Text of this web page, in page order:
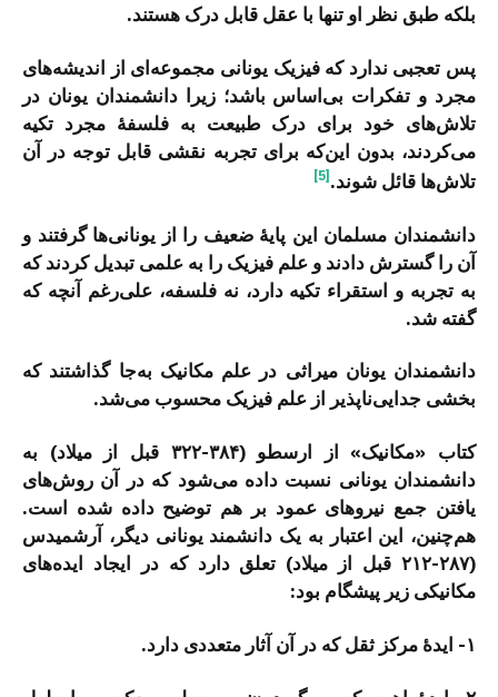
بلکه طبق نظر او تنها با عقل قابل درک هستند.
پس تعجبی ندارد که فیزیک یونانی مجموعه‌ای از اندیشه‌های
مجرد و تفکرات بی‌اساس باشد؛ زیرا دانشمندان یونان در
تلاش‌های خود برای درک طبیعت به فلسفۀ مجرد تکیه
می‌کردند، بدون این‌که برای تجربه نقشی قابل توجه در آن
تلاش‌ها قائل شوند. [5]
دانشمندان مسلمان این پایۀ ضعیف را از یونانی‌ها گرفتند و
آن را گسترش دادند و علم فیزیک را به علمی تبدیل کردند که
به تجربه و استقراء تکیه دارد، نه فلسفه، علی‌رغم آنچه که
گفته شد.
دانشمندان یونان میراثی در علم مکانیک به‌جا گذاشتند که
بخشی جدایی‌ناپذیر از علم فیزیک محسوب می‌شد.
کتاب «مکانیک» از ارسطو (۳۸۴-۳۲۲ قبل از میلاد) به
دانشمندان یونانی نسبت داده می‌شود که در آن روش‌های
یافتن جمع نیروهای عمود بر هم توضیح داده شده است.
هم‌چنین، این اعتبار به یک دانشمند یونانی دیگر، آرشمیدس
(۲۸۷-۲۱۲ قبل از میلاد) تعلق دارد که در ایجاد ایده‌های
مکانیکی زیر پیشگام بود:
۱- ایدۀ مرکز ثقل که در آن آثار متعددی دارد.